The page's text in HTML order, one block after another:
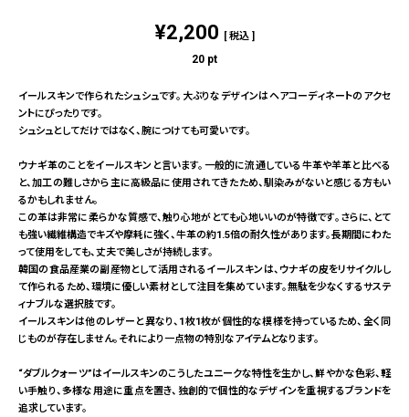
¥2,200 税込
20 pt
イールスキンで作られたシュシュです。大ぶりなデザインはヘアコーディネートのアクセ
ントにぴったりです。
シュシュとしてだけではなく、腕につけても可愛いです。
ウナギ革のことをイールスキンと言います。一般的に流通している牛革や羊革と比べる
と、加工の難しさから主に高級品に使用されてきたため、馴染みがないと感じる方もい
るかもしれません。
この革は非常に柔らかな質感で、触り心地がとても心地いいのが特徴です。さらに、とて
も強い繊維構造でキズや摩耗に強く、牛革の約1.5倍の耐久性があります。長期間にわた
って使用をしても、丈夫で美しさが持続します。
韓国の食品産業の副産物として活用されるイールスキンは、ウナギの皮をリサイクルし
て作られるため、環境に優しい素材として注目を集めています。無駄を少なくするサステ
ィナブルな選択肢です。
イールスキンは他のレザーと異なり、1枚1枚が個性的な模様を持っているため、全く同
じものが存在しません。それにより一点物の特別なアイテムとなります。
“ダブルクォーツ”はイールスキンのこうしたユニークな特性を生かし、鮮やかな色彩、軽
い手触り、多様な用途に重点を置き、独創的で個性的なデザインを重視するブランドを
追求しています。